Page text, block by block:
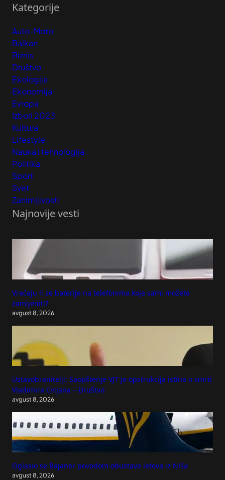
Kategorije
Auto-Moto
Balkan
Biznis
Društvo
Ekologija
Ekonomija
Evropa
Izbori 2023
Kultura
Lifestyle
Nauka i tehnologija
Politika
Sport
Svet
Zanimljivosti
Najnovije vesti
Vraćaju li se baterije na telefonima koje sami možete
zamijeniti?
avgust 8, 2026
Ustavobranitelji: Saopštenje VJT je opstrukcija istine o smrti
Vladimira Cvijana – Društvo
avgust 8, 2026
Oglasio se Rajaner povodom obustave letova iz Niša
avgust 8, 2026